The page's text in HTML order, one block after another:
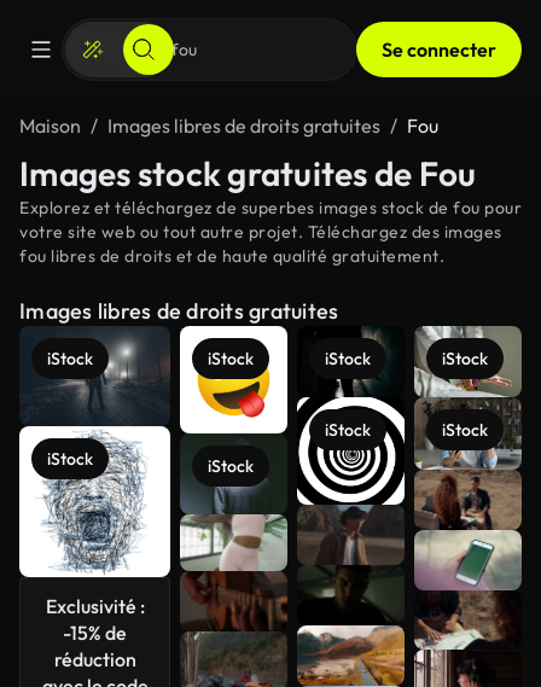
Se connecter
Maison Images libres de droits gratuites Fou
Images stock gratuites de Fou
Explorez et téléchargez de superbes images stock de fou pour
votre site web ou tout autre projet. Téléchargez des images
fou libres de droits et de haute qualité gratuitement.
Images libres de droits gratuites
iStock
iStock
Exclusivité :
-15% de
réduction
iStock
iStock
iStock
iStock
iStock
iStock
Voir plus